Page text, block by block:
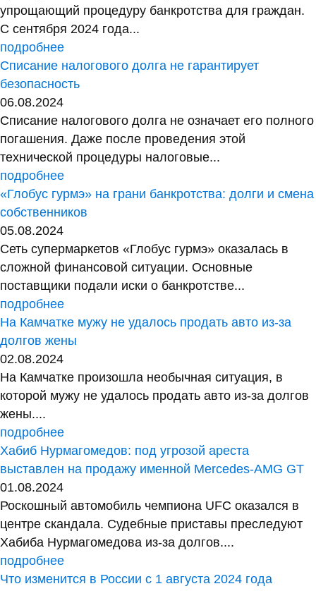
упрощающий процедуру банкротства для граждан.
С сентября 2024 года...
подробнее
Списание налогового долга не гарантирует
безопасность
06.08.2024
Списание налогового долга не означает его полного
погашения. Даже после проведения этой
технической процедуры налоговые...
подробнее
«Глобус гурмэ» на грани банкротства: долги и смена
собственников
05.08.2024
Сеть супермаркетов «Глобус гурмэ» оказалась в
сложной финансовой ситуации. Основные
поставщики подали иски о банкротстве...
подробнее
На Камчатке мужу не удалось продать авто из-за
долгов жены
02.08.2024
На Камчатке произошла необычная ситуация, в
которой мужу не удалось продать авто из-за долгов
жены....
подробнее
Хабиб Нурмагомедов: под угрозой ареста
выставлен на продажу именной Mercedes-AMG GT
01.08.2024
Роскошный автомобиль чемпиона UFC оказался в
центре скандала. Судебные приставы преследуют
Хабиба Нурмагомедова из-за долгов....
подробнее
Что изменится в России с 1 августа 2024 года